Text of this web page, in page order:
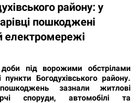
району: у
пошкоджені
електромережі
під ворожими обстрілами
пункти Богодухівського району.
зазнали житлові
споруди, автомобілі та